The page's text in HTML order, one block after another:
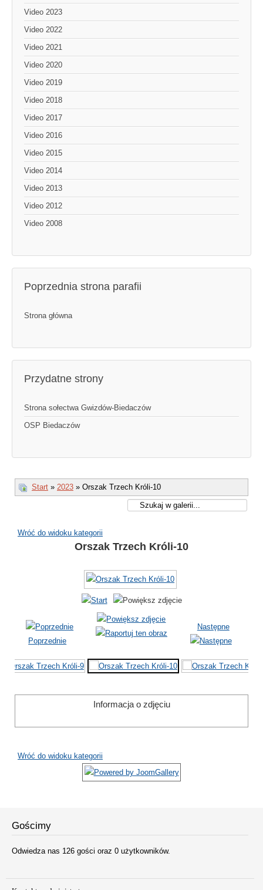
Video 2023
Video 2022
Video 2021
Video 2020
Video 2019
Video 2018
Video 2017
Video 2016
Video 2015
Video 2014
Video 2013
Video 2012
Video 2008
Poprzednia strona parafii
Strona główna
Przydatne strony
Strona sołectwa Gwizdów-Biedaczów
OSP Biedaczów
Start » 2023 » Orszak Trzech Króli-10
Wróć do widoku kategorii
Orszak Trzech Króli-10
Poprzednie
Następne
Informacja o zdjęciu
Wróć do widoku kategorii
Gościmy
Odwiedza nas 126 gości oraz 0 użytkowników.